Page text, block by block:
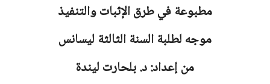
مطبوعة في طرق الإثبات والتنفيذ
موجه لطلبة السنة الثالثة ليسانس
من إعداد: د. بلحارت ليندة